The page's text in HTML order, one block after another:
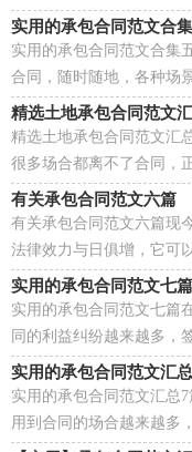
的时候需要注意什么问题
实用的承包合同范文合
实用的承包合同范文合集
合同，随时随地，各种场
障又是一种约束。相信大
精选土地承包合同范文
精选土地承包合同范文汇
很多场合都离不了合同，
式。那么制定合同书有什
有关承包合同范文六篇
有关承包合同范文六篇现
法律效力与日俱增，它可
当然也有不同的目的，下
实用的承包合同范文七篇
实用的承包合同范文七篇
同的利益纠纷越来越多，
作。那么相关的合同到底
实用的承包合同范文汇
实用的承包合同范文汇总
用到合同的场合越来越多